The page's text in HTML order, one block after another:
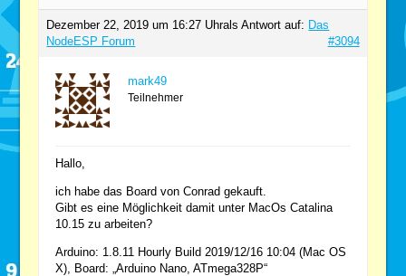
Dezember 22, 2019 um 16:27 Uhrals Antwort auf: Das
NodeESP Forum
#3094
mark49
Teilnehmer
Hallo,
ich habe das Board von Conrad gekauft.
Gibt es eine Möglichkeit damit unter MacOs Catalina
10.15 zu arbeiten?
Arduino: 1.8.11 Hourly Build 2019/12/16 10:04 (Mac OS
X), Board: „Arduino Nano, ATmega328P“